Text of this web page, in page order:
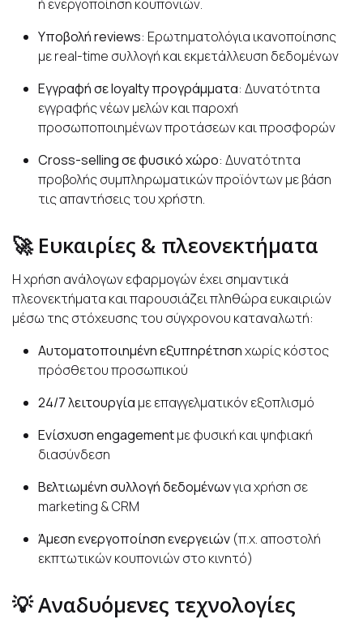
ή ενεργοποίηση κουπονιών.
Υποβολή reviews: Ερωτηματολόγια ικανοποίησης
με real-time συλλογή και εκμετάλλευση δεδομένων
Εγγραφή σε loyalty προγράμματα: Δυνατότητα
εγγραφής νέων μελών και παροχή
προσωποποιημένων προτάσεων και προσφορών
Cross-selling σε φυσικό χώρο: Δυνατότητα
προβολής συμπληρωματικών προϊόντων με βάση
τις απαντήσεις του χρήστη.
🚀 Ευκαιρίες & πλεονεκτήματα
Η χρήση ανάλογων εφαρμογών έχει σημαντικά
πλεονεκτήματα και παρουσιάζει πληθώρα ευκαιριών
μέσω της στόχευσης του σύγχρονου καταναλωτή:
Αυτοματοποιημένη εξυπηρέτησηχωρίς κόστος
πρόσθετου προσωπικού
24/7 λειτουργία με επαγγελματικόν εξοπλισμό
Ενίσχυση engagementμε φυσική και ψηφιακή
διασύνδεση
Βελτιωμένη συλλογή δεδομένωνγια χρήση σε
marketing & CRM
Άμεση ενεργοποίηση ενεργειών (π.χ. αποστολή
εκπτωτικών κουπονιών στο κινητό)
💡 Αναδυόμενες τεχνολογίες